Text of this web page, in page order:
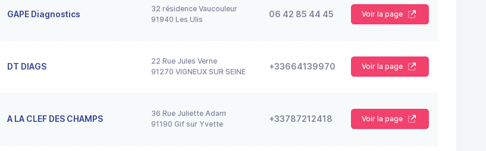
GAPE Diagnostics
32 résidence Vaucouleur
91940 Les Ulis
06 42 85 44 45 Voir la page
DT DIAGS
22 Rue Jules Verne
91270 VIGNEUX SUR SEINE
+33664139970 Voir la page
A LA CLEF DES CHAMPS
36 Rue Juliette Adam
91190 Gif sur Yvette
+33787212418 Voir la page